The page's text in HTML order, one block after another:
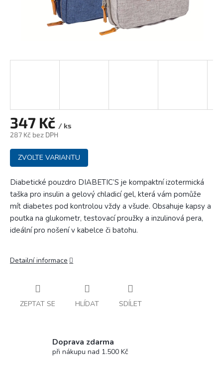
347 Kč / ks
287 Kč bez DPH
Měrná
cena:
ZVOLTE VARIANTU
Diabetické pouzdro DIABETIC’S je kompaktní izotermická
taška pro insulin a gelový chladicí gel, která vám pomůže
mít diabetes pod kontrolou vždy a všude. Obsahuje kapsy a
poutka na glukometr, testovací proužky a inzulinová pera,
ideální pro nošení v kabelce či batohu.
Detailní informace
ZEPTAT SE HLÍDAT SDÍLET
Doprava zdarma
při nákupu nad 1.500 Kč